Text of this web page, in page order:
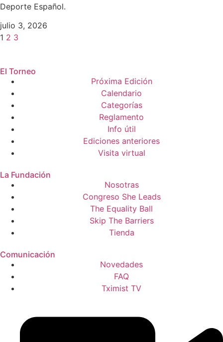
Deporte Español.
julio 3, 2026
1 2 3
El Torneo
Próxima Edición
Calendario
Categorías
Reglamento
Info útil
Ediciones anteriores
Visita virtual
La Fundación
Nosotras
Congreso She Leads
The Equality Ball
Skip The Barriers
Tienda
Comunicación
Novedades
FAQ
Tximist TV